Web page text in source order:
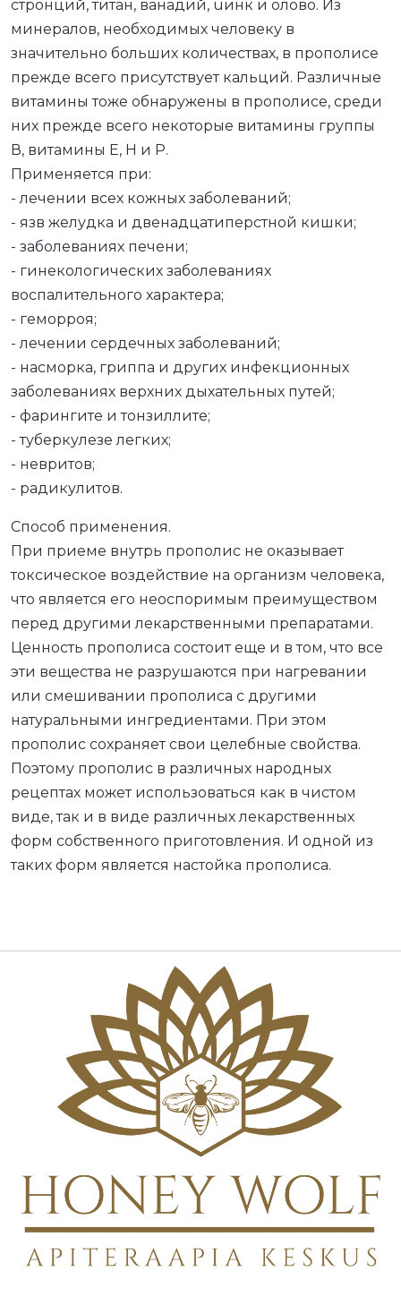
стронций, титан, ванадий, uинк и олово. Из
минералов, необходимых человеку в
значительно больших количествах, в прополисе
прежде всего присутствует кальций. Различные
витамины тоже обнаружены в прополисе, среди
них прежде всего некоторые витамины группы
В, витамины Е, Н и Р.
Применяется при:
- лечении всех кожных заболеваний;
- язв желудка и двенадцатиперстной кишки;
- заболеваниях печени;
- гинекологических заболеваниях
воспалительного характера;
- геморроя;
- лечении сердечных заболеваний;
- насморка, гриппа и других инфекционных
заболеваниях верхних дыхательных путей;
- фарингите и тонзиллите;
- туберкулезе легких;
- невритов;
- радикулитов.
Способ применения.
При приеме внутрь прополис не оказывает
токсическое воздействие на организм человека,
что является его неоспоримым преимуществом
перед другими лекарственными препаратами.
Ценность прополиса состоит еще и в том, что все
эти вещества не разрушаются при нагревании
или смешивании прополиса с другими
натуральными ингредиентами. При этом
прополис сохраняет свои целебные свойства.
Поэтому прополис в различных народных
рецептах может использоваться как в чистом
виде, так и в виде различных лекарственных
форм собственного приготовления. И одной из
таких форм является настойка прополиса.